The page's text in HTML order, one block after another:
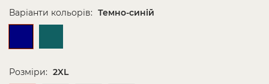
Варіанти кольорів: Темно-синій
Розміри: 2XL